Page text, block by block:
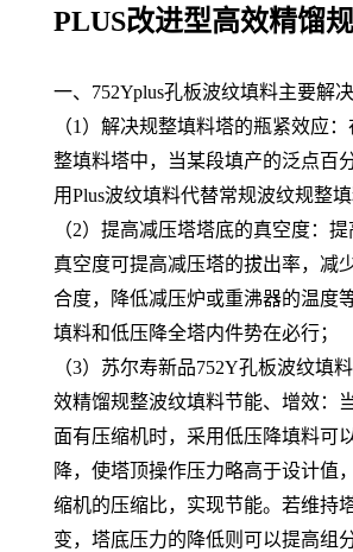
PLUS改进型高效精馏
一、752Yplus孔板波纹填料主要解
（1）解决规整填料塔的瓶紧效应
整填料塔中，当某段填产的泛点百
用Plus波纹填料代替常规波纹规整填
（2）提高减压塔塔底的真空度：
真空度可提高减压塔的拔出率，减
合度，降低减压炉或重沸器的温度
填料和低压降全塔内件势在必行；
（3）苏尔寿新品752Y孔板波纹填
效精馏规整波纹填料节能、增效：
面有压缩机时，采用低压降填料可
降，使塔顶操作压力略高于设计值
缩机的压缩比，实现节能。若维持
变，塔底压力的降低则可以提高组